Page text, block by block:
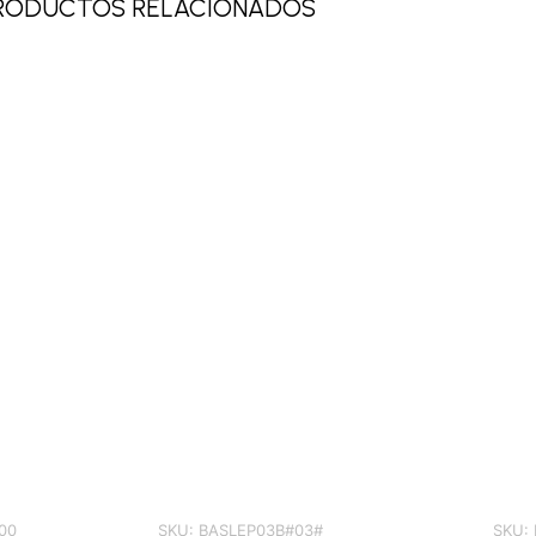
RELACIONADOS
SKU: BASLEP03B#03# SKU: